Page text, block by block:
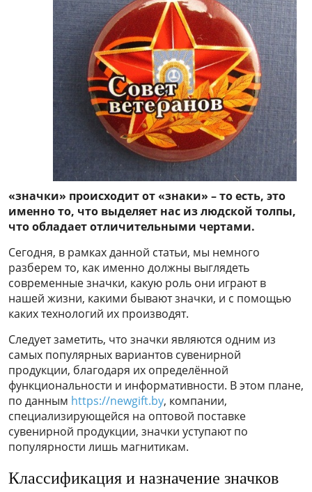
«значки» происходит от «знаки» – то есть, это
именно то, что выделяет нас из людской толпы,
что обладает отличительными чертами.
Сегодня, в рамках данной статьи, мы немного
разберем то, как именно должны выглядеть
современные значки, какую роль они играют в
нашей жизни, какими бывают значки, и с помощью
каких технологий их производят.
Следует заметить, что значки являются одним из
самых популярных вариантов сувенирной
продукции, благодаря их определённой
функциональности и информативности. В этом плане,
по данным https://newgift.by, компании,
специализирующейся на оптовой поставке
сувенирной продукции, значки уступают по
популярности лишь магнитикам.
Классификация и назначение значков